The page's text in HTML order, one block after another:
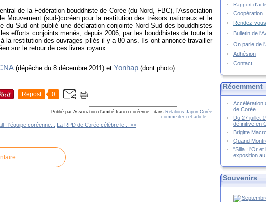
de la Fédération bouddhiste de Corée (du Nord, FBC), l'Association
Mouvement (sud-)coréen pour la restitution des trésors nationaux et le
du Sud ont publié une déclaration conjointe Nord-Sud des bouddhistes
efforts conjoints menés, depuis 2006, par les bouddhistes de toute la
la restitution des ouvrages pillés il y a 80 ans. Ils ont annoncé travailler
sur le retour de ces livres royaux.
(dépêche du 8 décembre 2011) et Yonhap (dont photo).
Repost 0
Publié par Association d'amitié franco-coréenne - dans Relations Japon-Corée
commenter cet article …
: l'équipe coréenne... La RPD de Corée célèbre le... >>
Rapport
Coopération
Rendez-
Bulletin de
On parle de
Adhésion
Contact
Récemment
Accélération
de Corée
Du 27 juillet
définitive en
Brigitte
Quand
"Silla : l'Or et
exposition
Souvenirs